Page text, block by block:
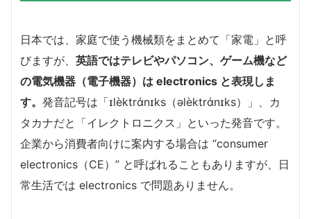
日本では、家庭で使う機械類をまとめて「家電」と呼
びますが、 英語ではテレビやパソコン、ゲーム機など
の電気機器（電子機器）は electronics と表現しま
す。 発音記号は「ɪlèktrάnɪks（əlèktrάnɪks）」、カ
タカナだと「イレクトロニクス」といった発音です。
企業から消費者向けに案内する場合は “consumer
electronics（CE）” と呼ばれることもありますが、日
常生活では electronics で問題ありません。